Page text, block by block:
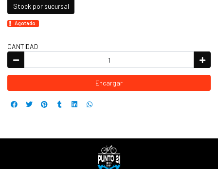
Stock por sucursal
Agotado.
CANTIDAD
Encargar